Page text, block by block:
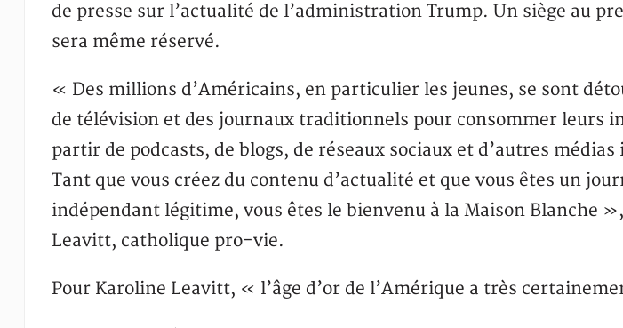
de presse sur l’actualité de l’administration Trump. Un siège au
sera même réservé.
« Des millions d’Américains, en particulier les jeunes, se sont
de télévision et des journaux traditionnels pour consommer leurs
partir de podcasts, de blogs, de réseaux sociaux et d’autres
Tant que vous créez du contenu d’actualité et que vous êtes un
indépendant légitime, vous êtes le bienvenu à la Maison Blanche
Leavitt, catholique pro-vie.
Pour Karoline Leavitt, « l’âge d’or de l’Amérique a très